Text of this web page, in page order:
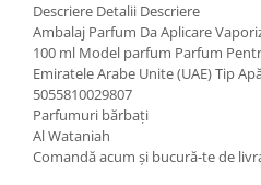
Descriere Detalii Descriere
Ambalaj Parfum Da Aplicare
100 ml Model parfum Parfum
Emiratele Arabe Unite (UAE) Tip
5055810029807
Parfumuri bărbați
Al Wataniah
Comandă acum și bucură-te de